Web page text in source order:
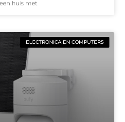
huis met
ELECTRONICA EN COMPUTERS